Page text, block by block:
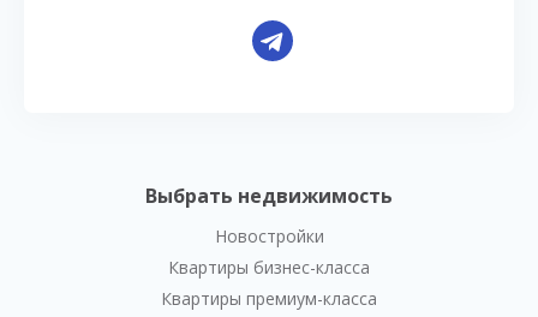
Выбрать недвижимость
Новостройки
Квартиры бизнес-класса
Квартиры премиум-класса